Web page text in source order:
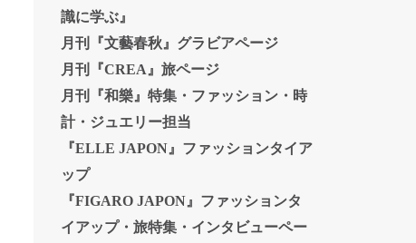
識に学ぶ』
月刊『文藝春秋』グラビアページ
月刊『CREA』旅ページ
月刊『和樂』特集・ファッション・時
計・ジュエリー担当
『ELLE JAPON』ファッションタイア
ップ
『FIGARO JAPON』ファッションタ
イアップ・旅特集・インタビューペー